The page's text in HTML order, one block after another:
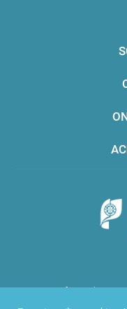
Infarmed ©